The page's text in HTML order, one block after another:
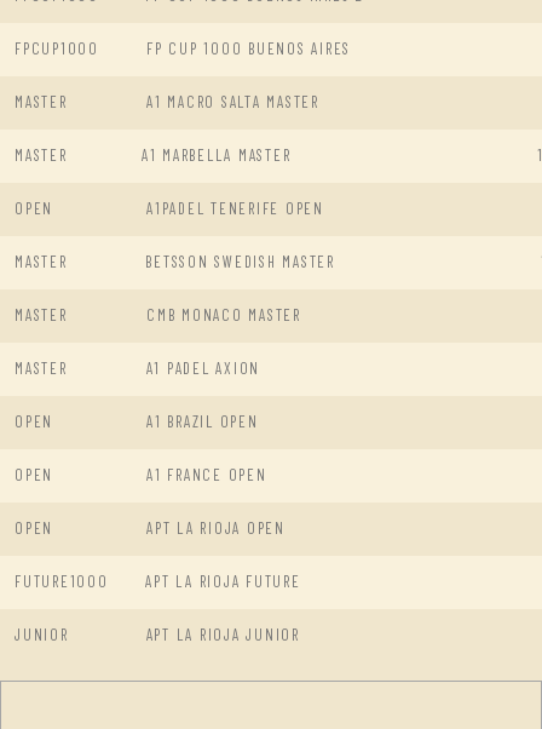
FPCUP1000 FP CUP 1000 BUENOS AIRES
MASTER A1 MACRO SALTA MASTER
MASTER A1 MARBELLA MASTER
OPEN A1PADEL TENERIFE OPEN
MASTER BETSSON SWEDISH MASTER
MASTER CMB MONACO MASTER
MASTER A1 PADEL AXION
OPEN A1 BRAZIL OPEN
OPEN A1 FRANCE OPEN
OPEN APT LA RIOJA OPEN
FUTURE1000 APT LA RIOJA FUTURE
JUNIOR APT LA RIOJA JUNIOR